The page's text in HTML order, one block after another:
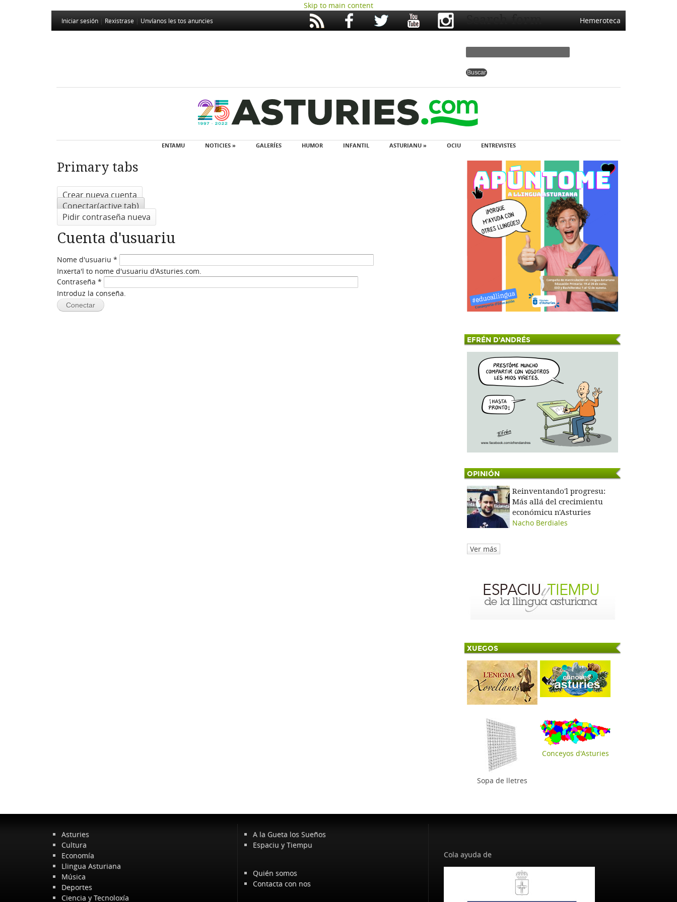
Skip to main content
Iniciar sesión Rexistrase Unvíanos les tos anuncies Hemeroteca
Search form
ENTAMU NOTICIES » GALERÍES HUMOR INFANTIL ASTURIANU » OCIU ENTREVISTES
Primary tabs
Crear nueva cuenta
Conectar(active tab)
Pidir contraseña nueva
Cuenta d'usuariu
Nome d'usuariu *
Inxerta'l to nome d'usuariu d'Asturies.com.
Contraseña *
Introduz la conseña.
EFRÉN D'ANDRÉS
OPINIÓN
Reinventando'l progresu:
Más allá del crecimientu
económicu n'Asturies
Nacho Berdiales
Ver más
XUEGOS
Sopa de lletres
Conceyos d'Asturies
Asturies
Cultura
Economía
Llingua Asturiana
Música
Deportes
Ciencia y Tecnoloxía
A la Gueta los Sueños
Espaciu y Tiempu
Quién somos
Contacta con nos
Cola ayuda de